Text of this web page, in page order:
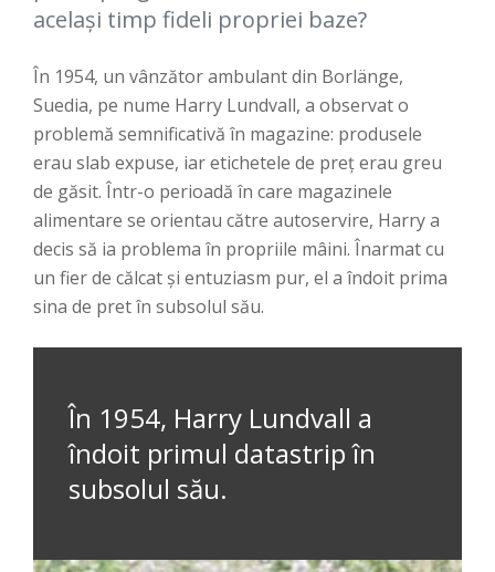
același timp fideli propriei baze?
În 1954, un vânzător ambulant din Borlänge,
Suedia, pe nume Harry Lundvall, a observat o
problemă semnificativă în magazine: produsele
erau slab expuse, iar etichetele de preț erau greu
de găsit. Într-o perioadă în care magazinele
alimentare se orientau către autoservire, Harry a
decis să ia problema în propriile mâini. Înarmat cu
un fier de călcat și entuziasm pur, el a îndoit prima
sina de pret în subsolul său.
În 1954, Harry Lundvall a
îndoit primul datastrip în
subsolul său.